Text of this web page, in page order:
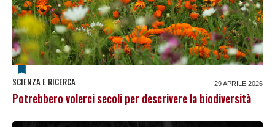
SCIENZA E RICERCA 29 APRILE 2026
Potrebbero volerci secoli per descrivere la biodiversità